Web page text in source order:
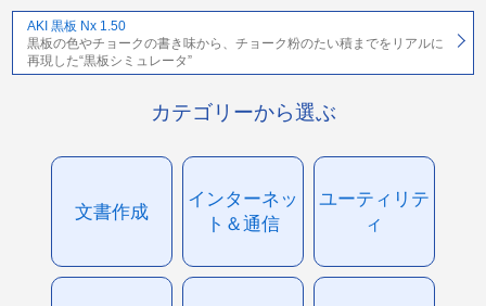
AKI 黒板 Nx 1.50
黒板の色やチョークの書き味から、チョーク粉のたい積までをリアルに
再現した“黒板シミュレータ”
カテゴリーから選ぶ
文書作成
インターネッ
ト＆通信
ユーティリテ
ィ